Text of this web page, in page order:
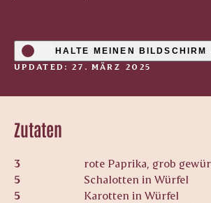
HALTE MEINEN BILDSCHIRM
UPDATED: 27. MÄRZ 2025
Zutaten
3
rote Paprika, grob
5
Schalotten in Würfel
5
Karotten in Würfel